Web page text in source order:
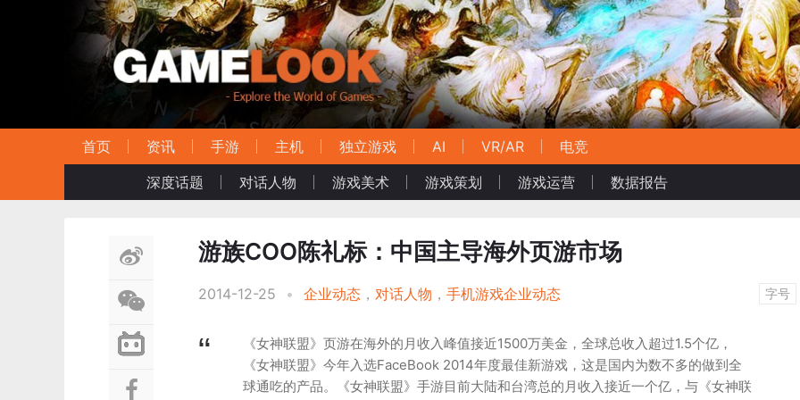
首页 资讯 手游 主机 独立游戏 AI VR/AR
电竞
深度话题
对话人物 游戏美术 游戏策划 游戏运营 数据报告
游族COO陈礼标：中国主导海外页游市场
2014-12-25 • 企业动态 ， 对话人物 ， 手机游戏企业动态 字号
《女神联盟》页游在海外的月收入峰值接近1500万美金，全球总收入超过1.5个亿，
《女神联盟》今年入选FaceBook 2014年度最佳新游戏，这是国内为数不多的做到全
球通吃的产品。《女神联盟》手游目前大陆和台湾总的月收入接近一个亿，与《女神联